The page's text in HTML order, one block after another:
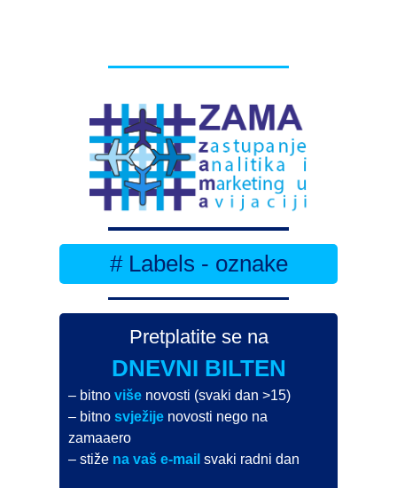
# Labels - oznake
Pretplatite se na
DNEVNI BILTEN
– bitnoviše novosti (svaki dan >15)
– bitnosvježije novosti nego na
zamaaero
– stiže na vaš e-mail svaki radni dan